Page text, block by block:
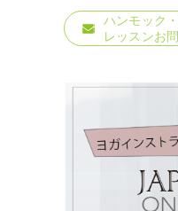
ハンモック
レッスンお